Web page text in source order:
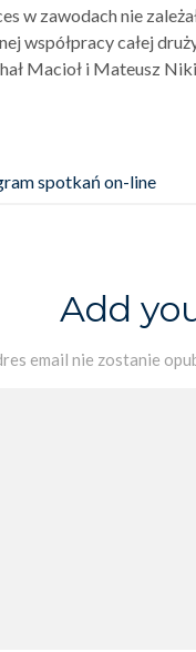
w zawodach nie
współpracy całej
Macioł i Mateusz
spotkań on-line
Add
email nie zostanie